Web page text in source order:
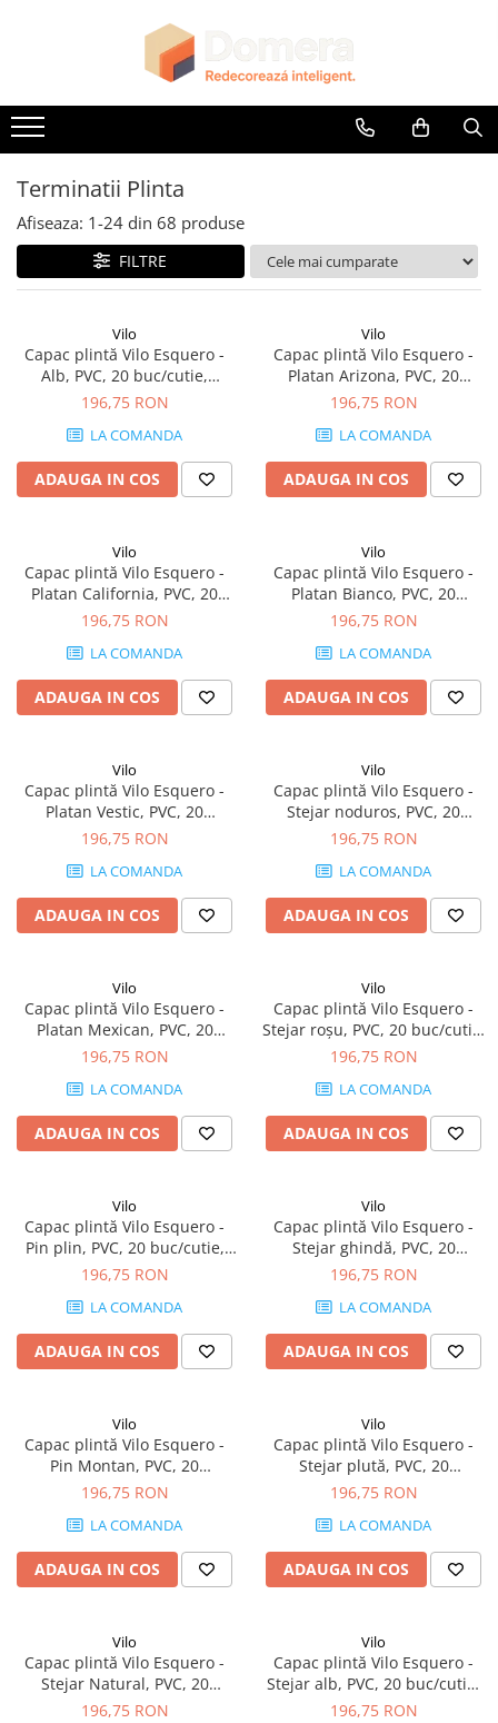
Parchet SPC
Riflaje Decorative
Riflaj exterior
Riflaje Interioare
Glafuri Interioare
Glafuri Exterioare
Plinte, Plinte PVC, Plinte MDF
Plinte PVC
Plinte MDF Premium
Accesorii Plinte
Terminatii Plinta
Colt Exterior Plinta
Colt Interior Plinta
Accesorii Lambriuri
Accesorii Riflaje Decorative
Accesorii Universale
Capac Glaf Interior
Izolatie Parchet
Prag de trecere
Lambriuri PVC
Lambriuri Premium
Panouri Decorative
Panouri Decorative SPC
Panouri Decorative Premium
Terminatii Plinta
Afiseaza: 1-24 din 68 produse
FILTRE
Vilo
Capac plintă Vilo Esquero -
Alb, PVC, 20 buc/cutie,
compatibil plintă 66.6 mm
196,75 RON
LA COMANDA
ADAUGA IN COS
Vilo
Capac plintă Vilo Esquero -
Platan Arizona, PVC, 20
buc/cutie, compatibil plintă
196,75 RON
LA COMANDA
ADAUGA IN COS
Vilo
Capac plintă Vilo Esquero -
Platan California, PVC, 20
buc/cutie, compatibil plintă
196,75 RON
LA COMANDA
ADAUGA IN COS
Vilo
Capac plintă Vilo Esquero -
Platan Bianco, PVC, 20
buc/cutie, compatibil plintă
196,75 RON
LA COMANDA
ADAUGA IN COS
Vilo
Capac plintă Vilo Esquero -
Platan Vestic, PVC, 20
buc/cutie, compatibil plintă
196,75 RON
LA COMANDA
ADAUGA IN COS
Vilo
Capac plintă Vilo Esquero -
Stejar noduros, PVC, 20
buc/cutie, compatibil plintă
196,75 RON
LA COMANDA
ADAUGA IN COS
Vilo
Capac plintă Vilo Esquero -
Platan Mexican, PVC, 20
buc/cutie, compatibil plintă
196,75 RON
LA COMANDA
ADAUGA IN COS
Vilo
Capac plintă Vilo Esquero -
Stejar roșu, PVC, 20 buc/cutie,
compatibil plintă 66.6 mm
196,75 RON
LA COMANDA
ADAUGA IN COS
Vilo
Capac plintă Vilo Esquero -
Pin plin, PVC, 20 buc/cutie,
compatibil plintă 66.6 mm
196,75 RON
LA COMANDA
ADAUGA IN COS
Vilo
Capac plintă Vilo Esquero -
Stejar ghindă, PVC, 20
buc/cutie, compatibil plintă
196,75 RON
LA COMANDA
ADAUGA IN COS
Vilo
Capac plintă Vilo Esquero -
Pin Montan, PVC, 20
buc/cutie, compatibil plintă
196,75 RON
LA COMANDA
ADAUGA IN COS
Vilo
Capac plintă Vilo Esquero -
Stejar plută, PVC, 20
buc/cutie, compatibil plintă
196,75 RON
LA COMANDA
ADAUGA IN COS
Vilo
Capac plintă Vilo Esquero -
Stejar Natural, PVC, 20
buc/cutie, compatibil plintă
196,75 RON
Vilo
Capac plintă Vilo Esquero -
Stejar alb, PVC, 20 buc/cutie,
compatibil plintă 66.6 mm
196,75 RON